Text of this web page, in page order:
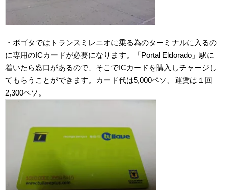
・ボゴタではトランスミレニオに乗る為のターミナルに入るの
に専用のICカードが必要になります。「Portal Eldorado」駅に
着いたら窓口があるので、そこでICカードを購入しチャージし
てもらうことができます。カード代は5,000ペソ、運賃は１回
2,300ペソ。